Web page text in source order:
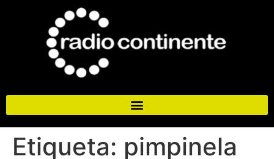
Etiqueta: pimpinela